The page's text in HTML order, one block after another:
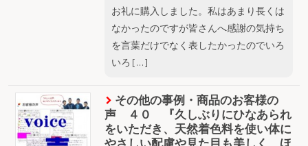
お礼に購入しました。私はあまり長くは
なかったのですが皆さんへ感謝の気持ち
を言葉だけでなく表したかったのでいろ
いろ […]
その他の事例・商品のお客様の
声 ４０ 『久しぶりにひなあられ
をいただき、天然着色料を使い体に
やさしい配慮や見た目も美しく、ほ